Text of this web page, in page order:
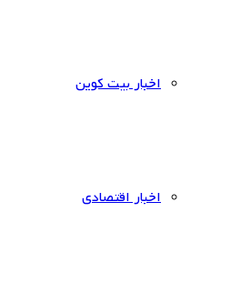
اخبار بیت کوین
اخبار اقتصادی